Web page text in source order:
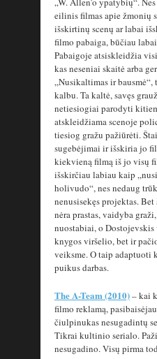
eilinis filmas apie žmonių
išskirtinų scenų ar labai
filmo pabaiga, būčiau
Pabaigoje atsiskleidžia
kas neseniai skaitė arba
„Nusikaltimas ir bausmė“,
kalbu. Ta kaltė, savęs
netiesiogiai parodyti
atskleidžiama scenoje
tiesiog gražu pažiūrėti.
sugebėjimai ir išskiria jo
kiekvieną filmą iš jo visų
išskirčiau labiau kaip
holivudo“, nes nedaug
nenusisekęs projektas.
nėra prastas, vaidyba
nuostabiai, o
knygos viršelio, bet ir
veiksme. O taip
puikus darbas.
The A-Team (2010)– kai
filmo reklamą,
čiulpinukas nesugadintų
Tikrai kultinio serialo.
nesugadino. Visų pirma